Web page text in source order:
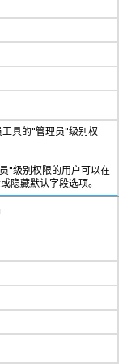
具的"管理员"级别权
"级别权限的用户可以在
隐藏默认字段选项。